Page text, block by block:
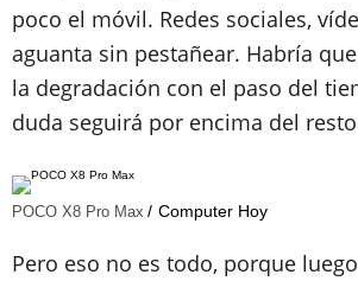
poco el móvil. Redes sociales,
aguanta sin pestañear. Habría
la degradación con el paso del
duda seguirá por encima del
POCO X8 Pro Max Computer Hoy
Pero eso no es todo, porque